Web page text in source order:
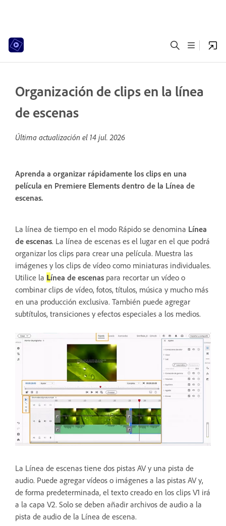
Organización de clips en la línea
de escenas
Última actualización el 14 jul. 2026
Aprenda a organizar rápidamente los clips en una
película en Premiere Elements dentro de la Línea de
escenas.
La línea de tiempo en el modo Rápido se denomina Línea
de escenas. La línea de escenas es el lugar en el que podrá
organizar los clips para crear una película. Muestra las
imágenes y los clips de vídeo como miniaturas individuales.
Utilice la Línea de escenas para recortar un vídeo o
combinar clips de vídeo, fotos, títulos, música y mucho más
en una producción exclusiva. También puede agregar
subtítulos, transiciones y efectos especiales a los medios.
La Línea de escenas tiene dos pistas AV y una pista de
audio. Puede agregar vídeos o imágenes a las pistas AV y,
de forma predeterminada, el texto creado en los clips V1 irá
a la capa V2. Solo se deben añadir archivos de audio a la
pista de audio de la Línea de escena.